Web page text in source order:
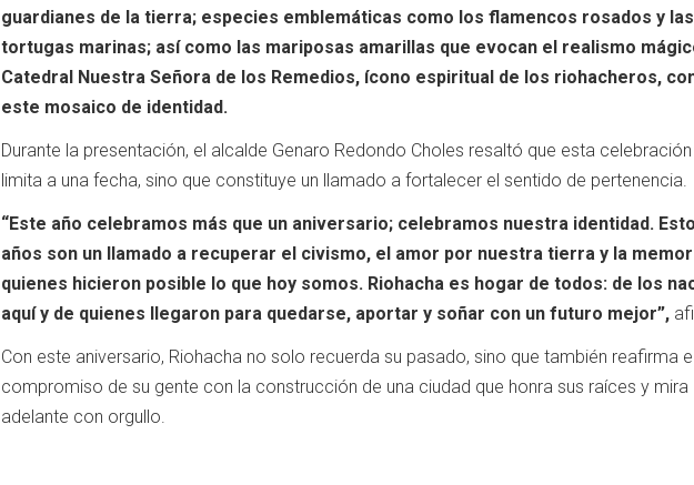
guardianes de la tierra; especies emblemáticas como los flamencos rosados y las
tortugas marinas; así como las mariposas amarillas que evocan el realismo
Catedral Nuestra Señora de los Remedios, ícono espiritual de los riohacheros,
este mosaico de identidad.
Durante la presentación, el alcalde Genaro Redondo Choles resaltó que esta
limita a una fecha, sino que constituye un llamado a fortalecer el sentido de pertenencia.
“Este año celebramos más que un aniversario; celebramos nuestra identidad.
años son un llamado a recuperar el civismo, el amor por nuestra tierra y la
quienes hicieron posible lo que hoy somos. Riohacha es hogar de todos: de los
aquí y de quienes llegaron para quedarse, aportar y soñar con un futuro mejor”,
Con este aniversario, Riohacha no solo recuerda su pasado, sino que también reafirma
compromiso de su gente con la construcción de una ciudad que honra sus raíces y mira
adelante con orgullo.